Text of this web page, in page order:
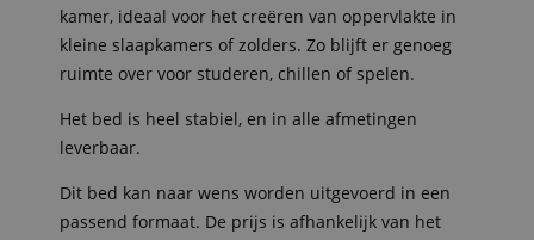
kamer, ideaal voor het creëren van oppervlakte in
kleine slaapkamers of zolders. Zo blijft er genoeg
ruimte over voor studeren, chillen of spelen.
Het bed is heel stabiel, en in alle afmetingen
leverbaar.
Dit bed kan naar wens worden uitgevoerd in een
passend formaat. De prijs is afhankelijk van het